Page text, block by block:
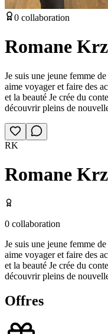
0 collaboration
Romane Krz
Je suis une jeune femme
aime voyager et faire des
et la beauté Je crée du
découvrir pleins de
RK
Romane Krz
0 collaboration
Je suis une jeune femme
aime voyager et faire des
et la beauté Je crée du
découvrir pleins de
Offres